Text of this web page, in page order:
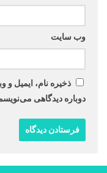
وب‌ سایت
ذخیره نام، ایمیل
دوباره دیدگاهی